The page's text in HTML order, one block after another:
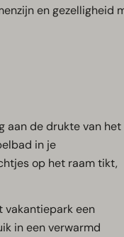
en gezelligheid
aan de drukte van het
in je
op het raam tikt,
vakantiepark een
in een verwarmd